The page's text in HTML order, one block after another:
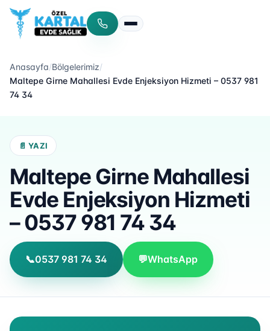
Menüyü aç/kapat
Anasayfa/Bölgelerimiz/
Maltepe Girne Mahallesi Evde Enjeksiyon Hizmeti – 0537 981
74 34
📄 YAZI
Maltepe Girne Mahallesi
Evde Enjeksiyon Hizmeti
– 0537 981 74 34
📞0537 981 74 34 💬WhatsApp